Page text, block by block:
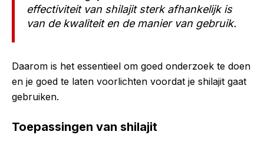
effectiviteit van shilajit sterk afhankelijk is
van de kwaliteit en de manier van gebruik.
Daarom is het essentieel om goed onderzoek te doen
en je goed te laten voorlichten voordat je shilajit gaat
gebruiken.
Toepassingen van shilajit